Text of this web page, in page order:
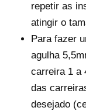
repetir as
atingir o
Para fazer
agulha
carreira 1 a
das
desejado